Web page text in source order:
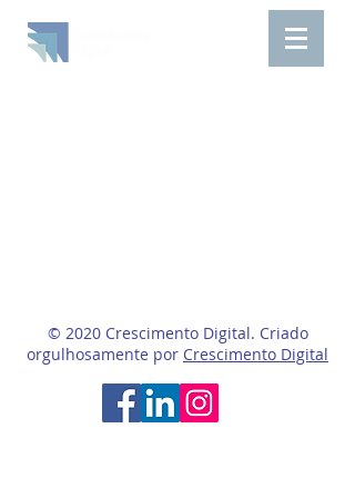
© 2020 Crescimento Digital. Criado
orgulhosamente por Crescimento Digital